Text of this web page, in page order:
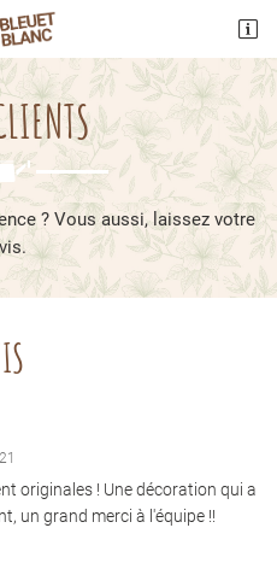

nos propositions commerciales à
? Vous aussi, laissez votre
originales ! Une décoration qui a
un grand merci à l'équipe !!